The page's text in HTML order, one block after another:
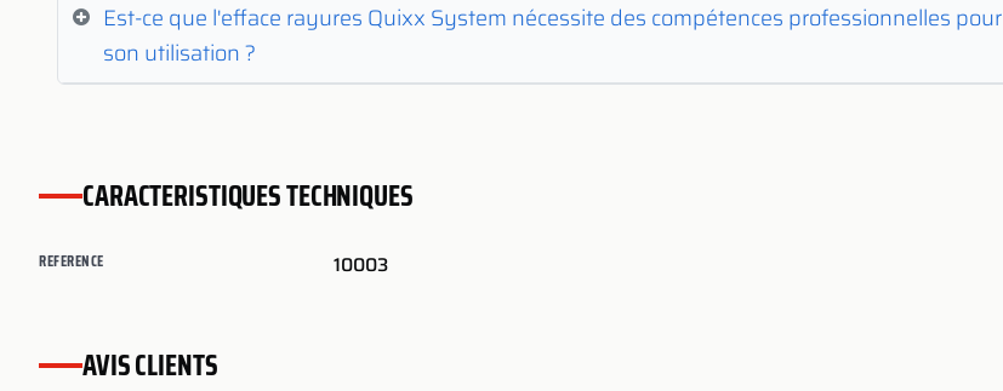
Est-ce que l'efface rayures Quixx System nécessite des compétences professionnelles pour
son utilisation ?
CARACTERISTIQUES TECHNIQUES
REFERENCE 10003
AVIS CLIENTS